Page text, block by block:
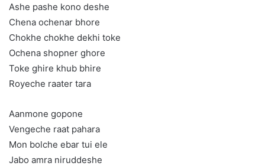
Ashe pashe kono deshe
Chena ochenar bhore
Chokhe chokhe dekhi toke
Ochena shopner ghore
Toke ghire khub bhire
Royeche raater tara
Aanmone gopone
Vengeche raat pahara
Mon bolche ebar tui ele
Jabo amra niruddeshe